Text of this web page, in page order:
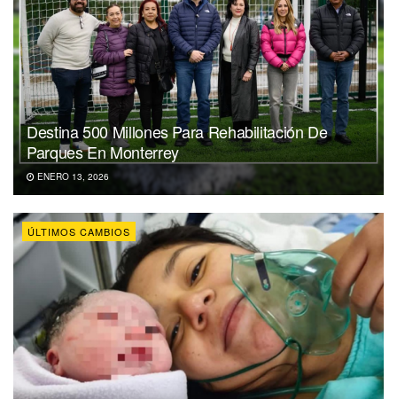
Destina 500 Millones Para Rehabilitación De
Parques En Monterrey
ENERO 13, 2026
ÚLTIMOS CAMBIOS